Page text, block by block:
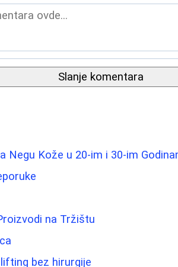
Slanje komentara
Negu Kože u 20-im i 30-im
na Tržištu
bez hirurgije